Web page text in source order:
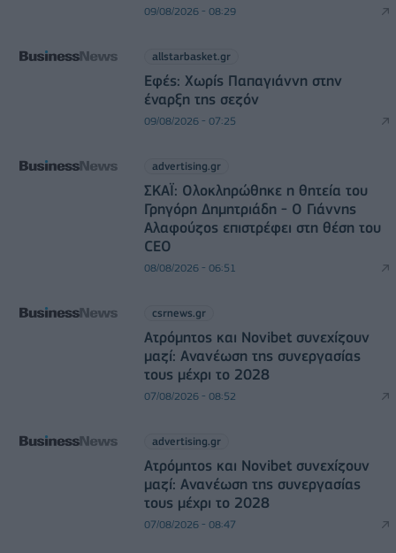
09/08/2026 - 08:29
allstarbasket.gr
Εφές: Χωρίς Παπαγιάννη στην
έναρξη της σεζόν
09/08/2026 - 07:25
advertising.gr
ΣΚΑΪ: Ολοκληρώθηκε η θητεία του
Γρηγόρη Δημητριάδη - Ο Γιάννης
Αλαφούζος επιστρέφει στη θέση του
CEO
08/08/2026 - 06:51
csrnews.gr
Ατρόμητος και Novibet συνεχίζουν
μαζί: Ανανέωση της συνεργασίας
τους μέχρι το 2028
07/08/2026 - 08:52
advertising.gr
Ατρόμητος και Novibet συνεχίζουν
μαζί: Ανανέωση της συνεργασίας
τους μέχρι το 2028
07/08/2026 - 08:47